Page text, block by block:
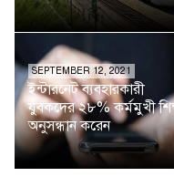
SEPTEMBER 12, 2021
ইন্টারনেট ব্যবহারকারী
যুবকদের ২৮% কর্মমুখী
অনুসন্ধান করেন